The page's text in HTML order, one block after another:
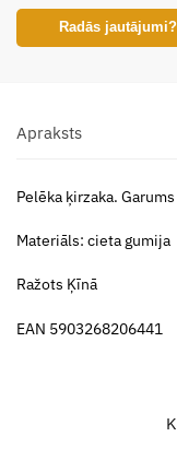
Radās
Apraksts
Pelēka ķirzaka.
Materiāls: cieta gumija
Ražots Ķīnā
EAN 5903268206441